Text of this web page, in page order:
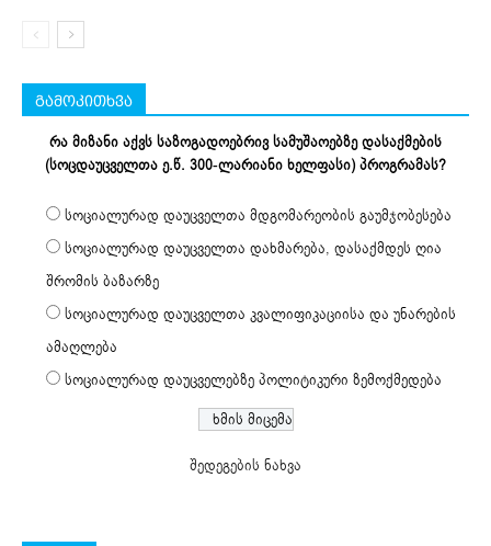
გამოკითხვა
რა მიზანი აქვს საზოგადოებრივ სამუშაოებზე დასაქმების
(სოცდაუცველთა ე.წ. 300-ლარიანი ხელფასი) პროგრამას?
სოციალურად დაუცველთა მდგომარეობის გაუმჯობესება
სოციალურად დაუცველთა დახმარება, დასაქმდეს ღია
შრომის ბაზარზე
სოციალურად დაუცველთა კვალიფიკაციისა და უნარების
ამაღლება
სოციალურად დაუცველებზე პოლიტიკური ზემოქმედება
შედეგების ნახვა